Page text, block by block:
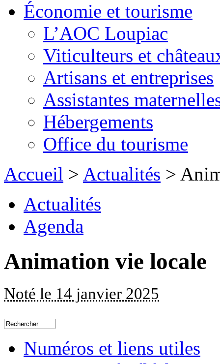
Économie et tourisme
L’AOC Loupiac
Viticulteurs et
Artisans et entreprises
Assistantes
Hébergements
Office du tourisme
Accueil > Actualités >
Actualités
Agenda
Animation vie locale
Noté le 14 janvier 2025
Numéros et liens utiles